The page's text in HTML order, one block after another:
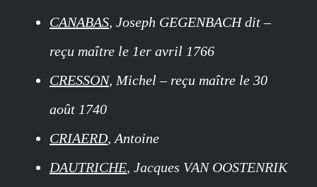
CANABAS, Joseph GEGENBACH dit –
reçu maître le 1er avril 1766
CRESSON, Michel – reçu maître le 30
août 1740
CRIAERD, Antoine
DAUTRICHE, Jacques VAN OOSTENRIK